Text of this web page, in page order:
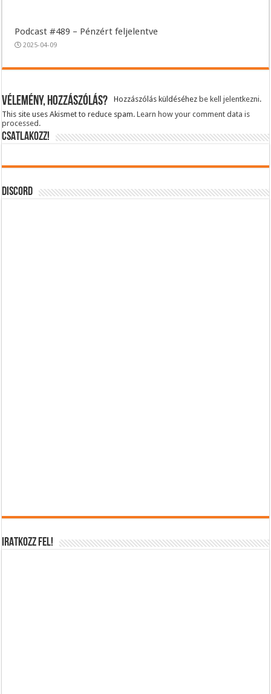
Podcast #489 – Pénzért feljelentve
2025-04-09
Vélemény, hozzászólás? Hozzászólás küldéséhezbe kell jelentkezni.
This site uses Akismet to reduce spam.Learn how your comment data is
processed.
CSATLAKOZZ!
DISCORD
IRATKOZZ FEL!